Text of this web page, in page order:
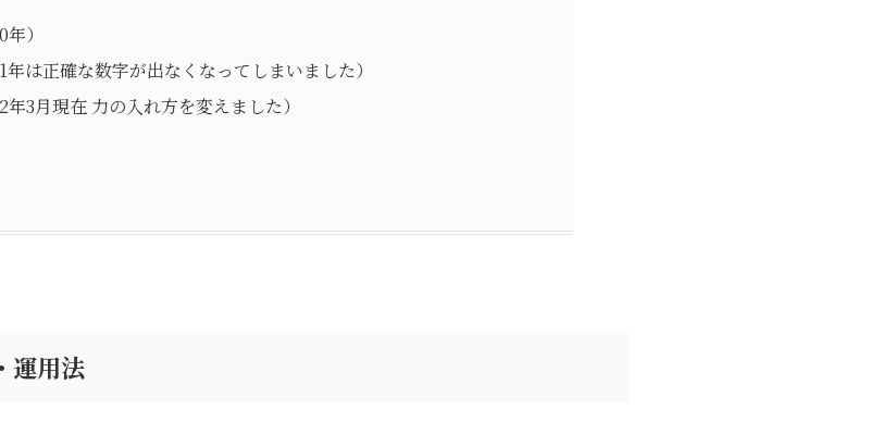
）
は正確な数字が出なくなってしまいました）
3月現在 力の入れ方を変えました）
運用法